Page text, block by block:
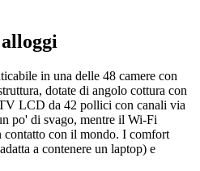
in una delle 48 camere con
dotate di angolo cottura con
LCD da 42 pollici con canali via
po' di svago, mentre il Wi-Fi
contatto con il mondo. I comfort
a contenere un laptop) e